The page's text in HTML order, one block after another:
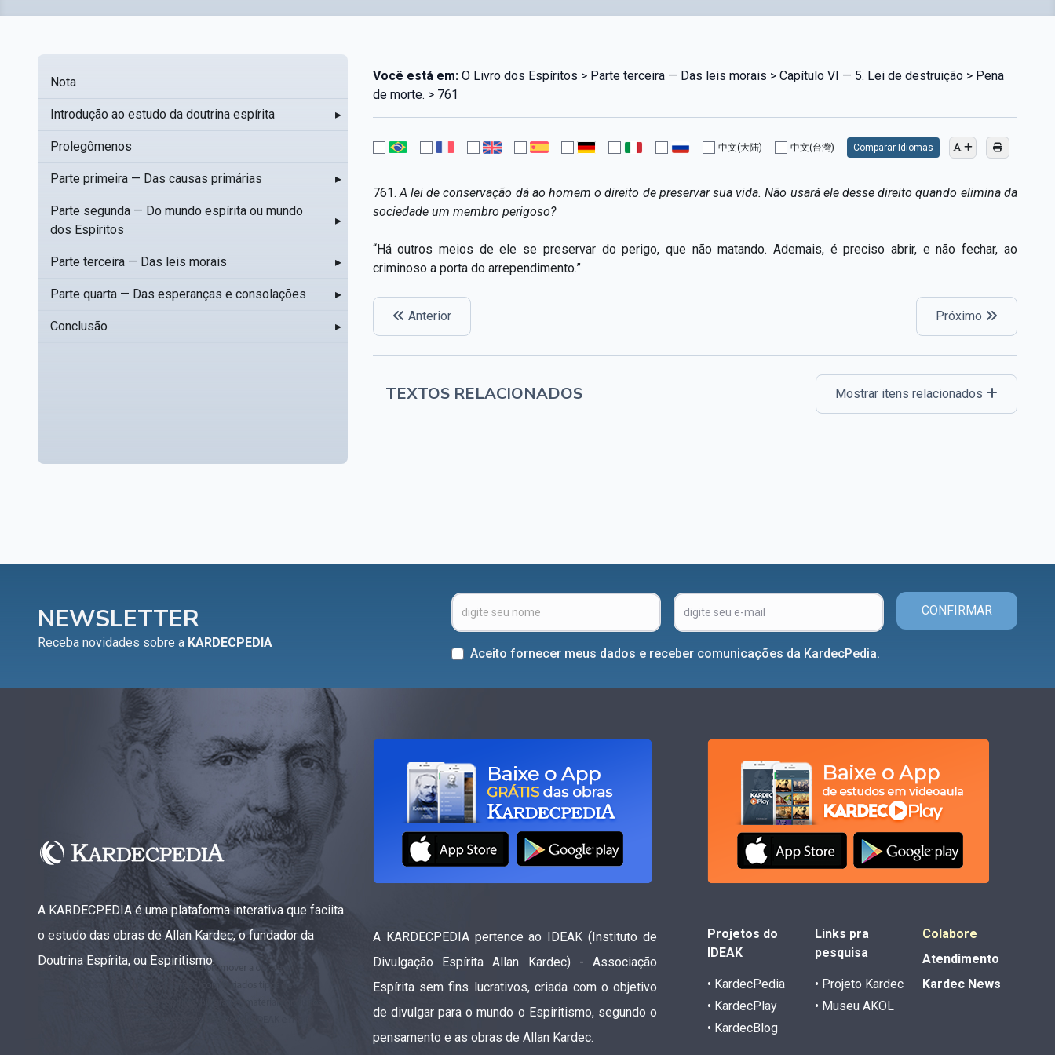
Nota
Introdução ao estudo da doutrina espírita ▸
Prolegômenos
Parte primeira — Das causas primárias ▸
Parte segunda — Do mundo espírita ou mundo
dos Espíritos
▸
Parte terceira — Das leis morais ▸
Parte quarta — Das esperanças e consolações ▸
Conclusão ▸
Você está em:O Livro dos Espíritos > Parte terceira — Das leis morais > Capítulo VI — 5. Lei de destruição > Pena
de morte. > 761
中文(大陆) 中文(台灣) Comparar Idiomas
761.A lei de conservação dá ao homem o direito de preservar sua vida. Não usará ele desse direito quando elimina da
sociedade um membro perigoso?
“Há outros meios de ele se preservar do perigo, que não matando. Ademais, é preciso abrir, e não fechar, ao
criminoso a porta do arrependimento.”
Anterior Próximo
TEXTOS RELACIONADOS Mostrar itens relacionados
NEWSLETTER
Receba novidades sobre a KARDECPEDIA
CONFIRMAR
Aceito fornecer meus dados e receber comunicações da KardecPedia.
A KARDECPEDIA é uma plataforma interativa que faciita
o estudo das obras de Allan Kardec, o fundador da
Doutrina Espírita, ou Espiritismo.
A KARDECPEDIA pertence ao IDEAK (Instituto de
Divulgação Espírita Allan Kardec) - Associação
Espírita sem fins lucrativos, criada com o objetivo
de divulgar para o mundo o Espiritismo, segundo o
pensamento e as obras de Allan Kardec.
Projetos do
IDEAK
• KardecPedia
• KardecPlay
• KardecBlog
Links pra
pesquisa
• Projeto Kardec
• Museu AKOL
Colabore
Atendimento
Kardec News